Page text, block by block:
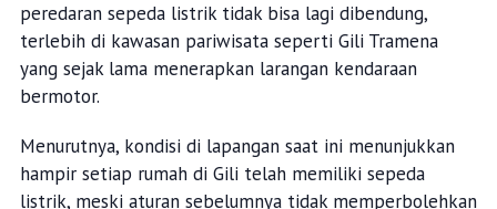
peredaran sepeda listrik tidak bisa lagi dibendung,
terlebih di kawasan pariwisata seperti Gili Tramena
yang sejak lama menerapkan larangan kendaraan
bermotor.
Menurutnya, kondisi di lapangan saat ini menunjukkan
hampir setiap rumah di Gili telah memiliki sepeda
listrik, meski aturan sebelumnya tidak memperbolehkan